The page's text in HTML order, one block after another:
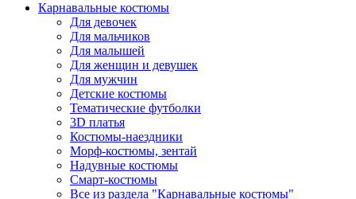
Карнавальные костюмы
Для девочек
Для мальчиков
Для малышей
Для женщин и девушек
Для мужчин
Детские костюмы
Тематические футболки
3D платья
Костюмы-наездники
Морф-костюмы, зентай
Надувные костюмы
Смарт-костюмы
Все из раздела "Карнавальные костюмы"